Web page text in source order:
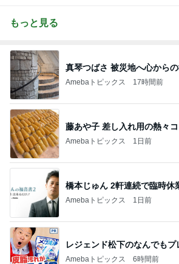
もっと見る
真琴つばさ 被災地へ心からの
Amebaトピックス 17時間前
藤あや子 差し入れ用の熱々
Amebaトピックス 1日前
橋本じゅん 2軒連続で臨時休
Amebaトピックス 1日前
レジェンド松下のなんでもプ
Amebaトピックス 6時間前